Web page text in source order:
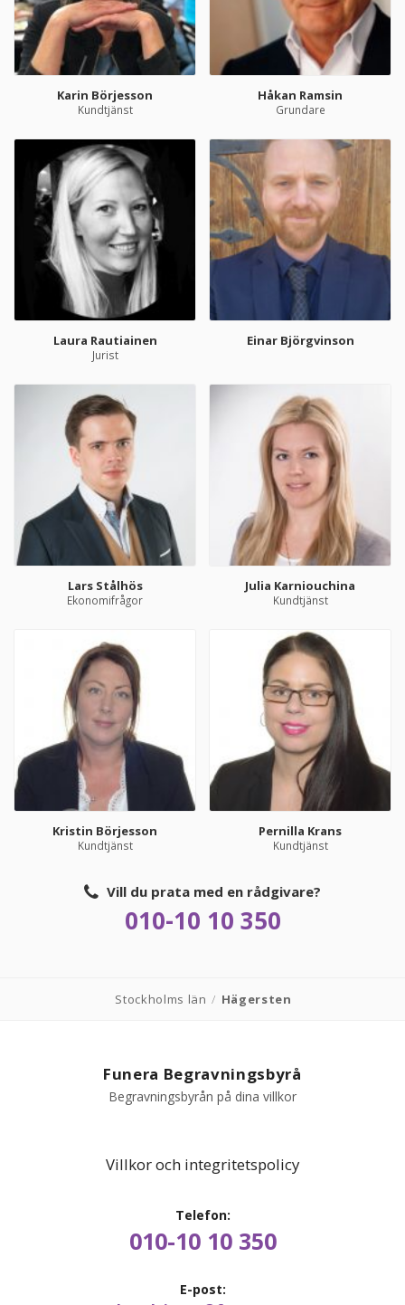
Karin Börjesson
Kundtjänst
Håkan Ramsin
Grundare
Laura Rautiainen
Jurist
Einar Björgvinson
Lars Stålhös
Ekonomifrågor
Julia Karniouchina
Kundtjänst
Kristin Börjesson
Kundtjänst
Pernilla Krans
Kundtjänst
Vill du prata med en rådgivare?
010-10 10 350
Stockholms län / Hägersten
Funera Begravningsbyrå
Begravningsbyrån på dina villkor
Villkor och integritetspolicy
Telefon:
010-10 10 350
E-post: